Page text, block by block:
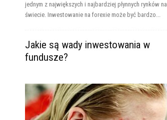
jednym z największych i najbardziej płynnych rynków na
świecie. Inwestowanie na forexie może być bardzo...
Jakie są wady inwestowania w
fundusze?